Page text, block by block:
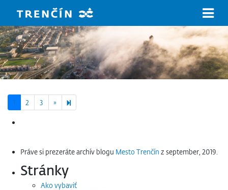
1 2 3 » Next page
7
Práve si prezeráte archív blogu Mesto Trenčín z september, 2019.
Stránky
Ako vybaviť